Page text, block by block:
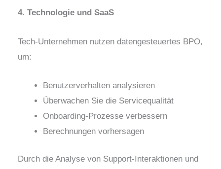
4. Technologie und SaaS
Tech-Unternehmen nutzen datengesteuertes BPO,
um:
Benutzerverhalten analysieren
Überwachen Sie die Servicequalität
Onboarding-Prozesse verbessern
Berechnungen vorhersagen
Durch die Analyse von Support-Interaktionen und